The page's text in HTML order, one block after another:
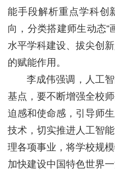
能手段解析重点学科创
向，分类搭建师生动态“
水平学科建设、拔尖创
的赋能作用。
李成伟强调，人工
基点，要不断增强全校
迫感和使命感，引导师
技术，切实推进人工智
理各项事业，将学校规
加快建设中国特色世界